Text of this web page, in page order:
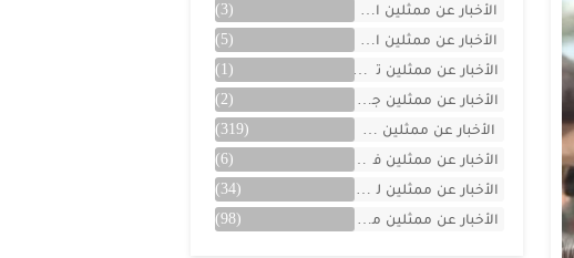
الأخبار عن ممثلين الأردن
(3)
الأخبار عن ممثلين المغرب
(5)
الأخبار عن ممثلين تونس
(1)
الأخبار عن ممثلين جزائريين
(2)
الأخبار عن ممثلين سوريين
(319)
الأخبار عن ممثلين فلسطينين
(6)
الأخبار عن ممثلين لبنان
(34)
الأخبار عن ممثلين مصريين
(98)